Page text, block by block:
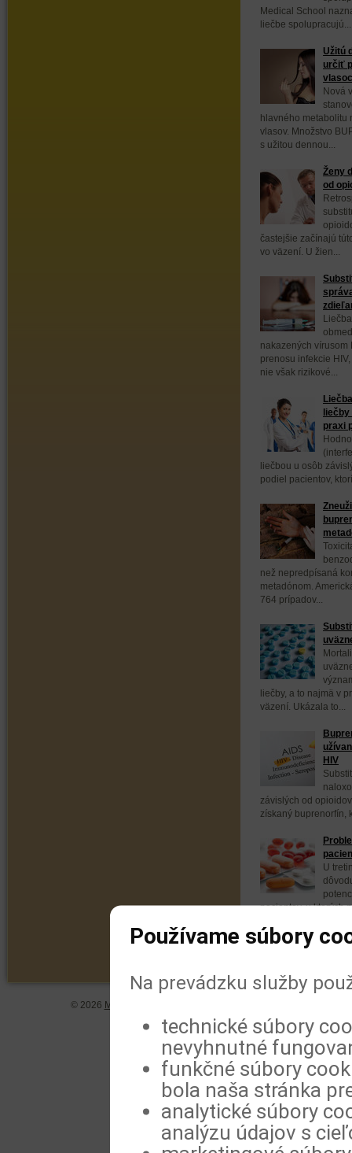
Medical School
liečbe spolupracujú...
Užitú
určiť
Nová
hlavného metabolitu
vlasov. Množstvo
s užitou dennou...
Ženy
od
častejšie začínajú
vo väzení. U žien...
nakazených
prenosu infekcie
nie však rizikové...
liečby
praxi
liečbou u osôb
podiel pacientov,
než nepredpísaná
metadónom.
764 prípadov...
liečby, a to najmä v
väzení. Ukázala to...
HIV
závislých od
získaný buprenorfín,
U
pacientov, u ktorých
© 2026 MeDitorial
Používame súbory
Na prevádzku služby
technické súbory
nevyhnutné
funkčné súbory
bola naša stránka
analytické súbory
analýzu údajov s